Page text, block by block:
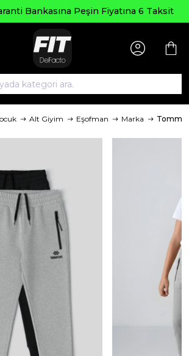
Bankasına Peşin Fiyatına 6 Taksit
Alt Giyim Eşofman Marka